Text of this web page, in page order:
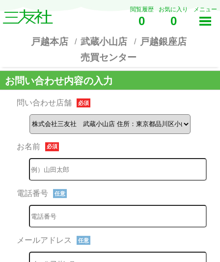
閲覧履歴
0
お気に入り
0
メニュー
戸越本店 武蔵小山店
戸越銀座店
売買センター
お問い合わせ内容の入力
問い合わせ店舗 必須
お名前 必須
電話番号 任意
メールアドレス 任意